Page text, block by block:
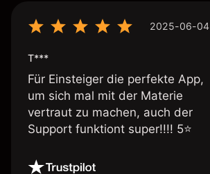
2025-06-04
T***
Für Einsteiger die perfekte App,
um sich mal mit der Materie
vertraut zu machen, auch der
Support funktiont super!!!! 5⭐️